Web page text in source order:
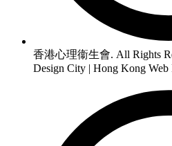
香港心理衞生會. All Rights
Design City | Hong Kong Web